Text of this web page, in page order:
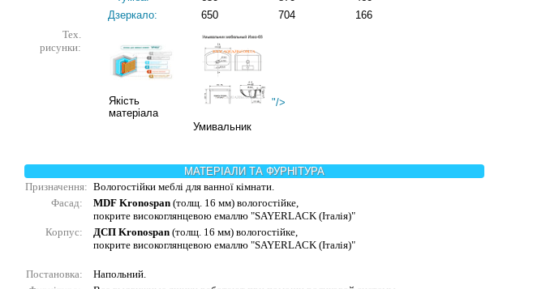
Дзеркало:
650 704
166
Тех.
рисунки:
Якість
матеріала
"/>
Умивальник
МАТЕРІАЛИ ТА ФУРНІТУРА
Призначення: Вологостійки меблі для ванної кімнати.
Фасад:
MDF Kronospan(толщ. 16 мм) вологостійке,
покрите високоглянцевою емаллю "SAYERLACK (Італія)"
Корпус:
ДСП Kronospan(толщ. 16 мм) вологостійке,
покрите високоглянцевою емаллю "SAYERLACK (Італія)"
Постановка:
Напольний.